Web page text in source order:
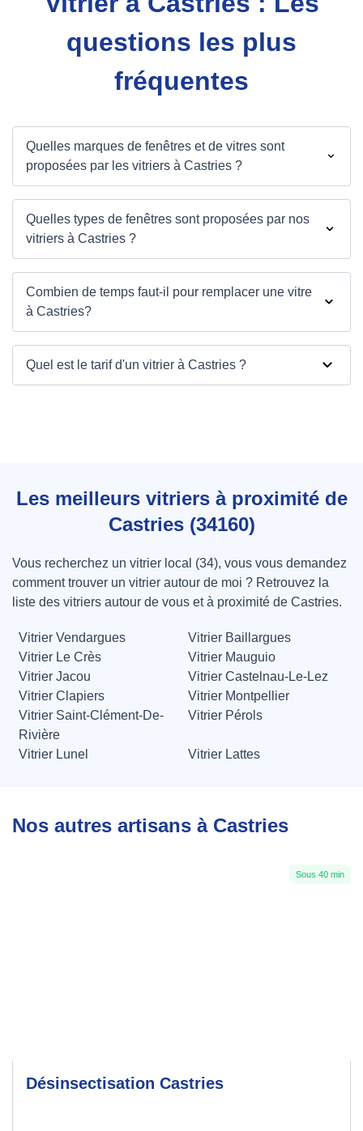
questions les plus
fréquentes
Quelles marques de fenêtres et de vitres sont
proposées par les vitriers à Castries ?
Quelles types de fenêtres sont proposées par nos
vitriers à Castries ?
Combien de temps faut-il pour remplacer une vitre
à Castries?
Quel est le tarif d'un vitrier à Castries ?
Les meilleurs vitriers à proximité de
Castries (34160)
Vous recherchez un vitrier local (34), vous vous demandez
comment trouver un vitrier autour de moi ? Retrouvez la
liste des vitriers autour de vous et à proximité de Castries.
Vitrier Vendargues
Vitrier Baillargues
Vitrier Le Crès
Vitrier Mauguio
Vitrier Jacou
Vitrier Castelnau-Le-Lez
Vitrier Clapiers
Vitrier Montpellier
Vitrier Saint-Clément-De-
Rivière
Vitrier Pérols
Vitrier Lunel Vitrier Lattes
Nos autres artisans à Castries
Sous 40 min
Désinsectisation Castries